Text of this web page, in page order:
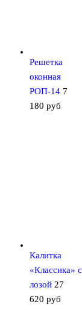
Решетка
оконная
РОП-14 7
180 руб
Калитка
«Классика» с
лозой 27
620 руб